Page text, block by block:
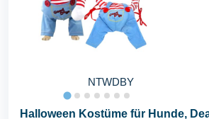
NTWDBY
Halloween Kostüme für Hunde,